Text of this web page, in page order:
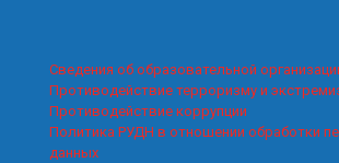
Сведения об образовательной
Противодействие терроризму и
Противодействие коррупции
Политика РУДН в отношении обработки
данных